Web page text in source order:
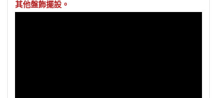
其他盤飾擺設。